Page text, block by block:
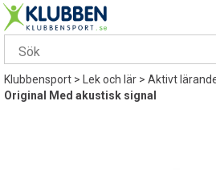
Klubbensport> Lek och lär>Aktivt
Original Med akustisk signal